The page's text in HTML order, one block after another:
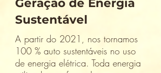
Geração de Energia
Sustentável
A partir do 2021, nos tornamos
100 % auto sustentáveis no uso
de energia elétrica. Toda energia